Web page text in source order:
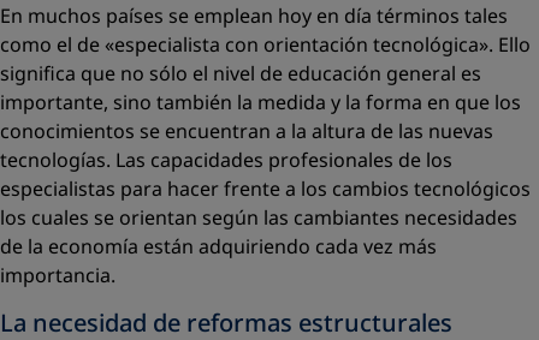
En muchos países se emplean hoy en día términos tales
como el de «especialista con orientación tecnológica». Ello
significa que no sólo el nivel de educación general es
importante, sino también la medida y la forma en que los
conocimientos se encuentran a la altura de las nuevas
tecnologías. Las capacidades profesionales de los
especialistas para hacer frente a los cambios tecnológicos
los cuales se orientan según las cambiantes necesidades
de la economía están adquiriendo cada vez más
importancia.
La necesidad de reformas estructurales